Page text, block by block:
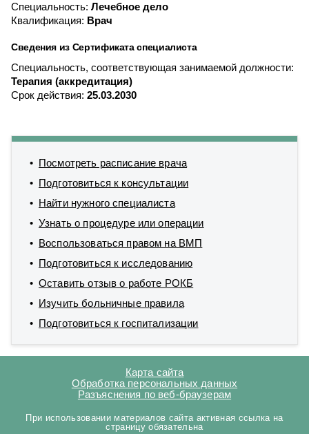
Специальность: Лечебное дело
Квалификация: Врач
Сведения из Сертификата специалиста
Специальность, соответствующая занимаемой должности:
Терапия (аккредитация)
Срок действия: 25.03.2030
Посмотреть расписание врача
Подготовиться к консультации
Найти нужного специалиста
Узнать о процедуре или операции
Воспользоваться правом на ВМП
Подготовиться к исследованию
Оставить отзыв о работе РОКБ
Изучить больничные правила
Подготовиться к госпитализации
Карта сайта
Обработка персональных данных
Разъяснения по веб-браузерам
При использовании материалов сайта активная ссылка на
страницу обязательна